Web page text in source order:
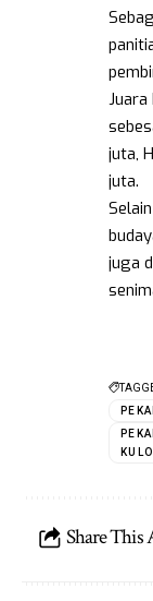
Juara
juta,
juta.
juga
Share This